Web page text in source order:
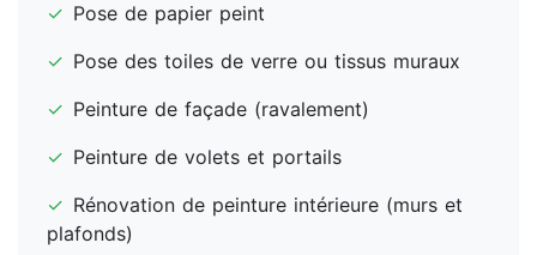
✓ Pose de papier peint
✓ Pose des toiles de verre ou tissus muraux
✓ Peinture de façade (ravalement)
✓ Peinture de volets et portails
✓ Rénovation de peinture intérieure (murs et
plafonds)